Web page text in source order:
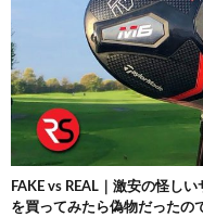
FAKE vs REAL｜激安の怪し
を買ってみたら偽物だったの